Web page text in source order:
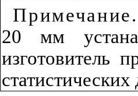
Примечание
20 мм
изготовитель